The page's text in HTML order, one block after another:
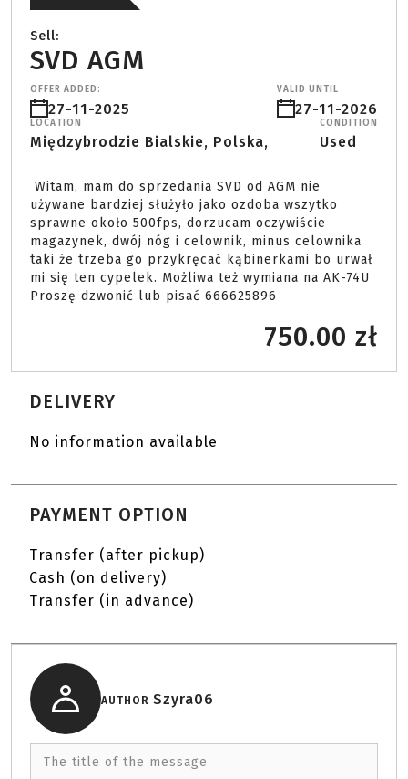
Sell:
SVD AGM
OFFER ADDED:
27-11-2025
VALID UNTIL
27-11-2026
LOCATION
Międzybrodzie Bialskie, Polska,
CONDITION
Used
używane bardziej służyło jako ozdoba wszytko
sprawne około 500fps, dorzucam oczywiście
magazynek, dwój nóg i celownik, minus celownika
taki że trzeba go przykręcać kąbinerkami bo urwał
mi się ten cypelek. Możliwa też wymiana na AK-74U
Proszę dzwonić lub pisać 666625896
750.00 zł
DELIVERY
No information available
PAYMENT OPTION
Transfer (after pickup)
Cash (on delivery)
Transfer (in advance)
AUTHOR Szyra06
The title of the message